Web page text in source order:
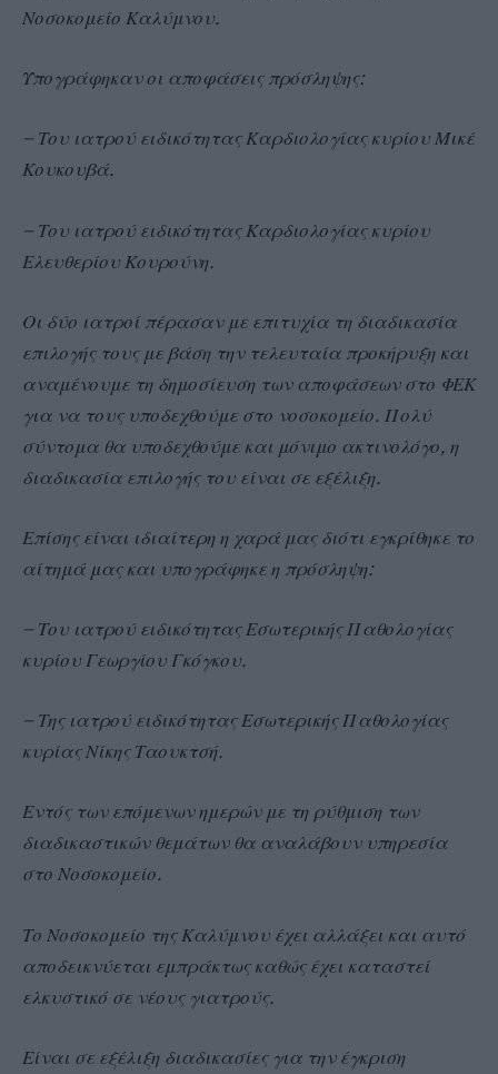
Νοσοκομείο Καλύμνου.
Υπογράφηκαν οι αποφάσεις πρόσληψης:
– Του ιατρού ειδικότητας Καρδιολογίας κυρίου Μικέ
Κουκουβά.
– Του ιατρού ειδικότητας Καρδιολογίας κυρίου
Ελευθερίου Κουρούνη.
Οι δύο ιατροί πέρασαν με επιτυχία τη διαδικασία
επιλογής τους με βάση την τελευταία προκήρυξη και
αναμένουμε τη δημοσίευση των αποφάσεων στο ΦΕΚ
για να τους υποδεχθούμε στο νοσοκομείο. Πολύ
σύντομα θα υποδεχθούμε και μόνιμο ακτινολόγο, η
διαδικασία επιλογής του είναι σε εξέλιξη.
Επίσης είναι ιδιαίτερη η χαρά μας διότι εγκρίθηκε το
αίτημά μας και υπογράφηκε η πρόσληψη:
– Του ιατρού ειδικότητας Εσωτερικής Παθολογίας
κυρίου Γεωργίου Γκόγκου.
– Της ιατρού ειδικότητας Εσωτερικής Παθολογίας
κυρίας Νίκης Ταουκτσή.
Εντός των επόμενων ημερών με τη ρύθμιση των
διαδικαστικών θεμάτων θα αναλάβουν υπηρεσία
στο Νοσοκομείο.
Το Νοσοκομείο της Καλύμνου έχει αλλάξει και αυτό
αποδεικνύεται εμπράκτως καθώς έχει καταστεί
ελκυστικό σε νέους γιατρούς.
Είναι σε εξέλιξη διαδικασίες για την έγκριση